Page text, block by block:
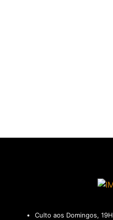
Culto aos Domingos, 19H